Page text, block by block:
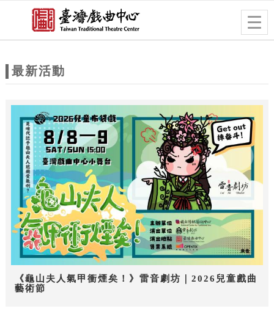
站
題
跳到主要內容
網站導覽
最新活動
《龜山夫人氣甲衝煙矣！》雷音劇坊｜2026兒童戲曲
藝術節